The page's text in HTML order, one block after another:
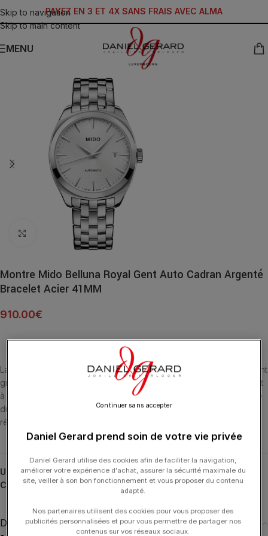
Skip to navigation
Skip to main content
PAYEZ EN 3 ET 4X SANS FRAIS AVEC ALMA
MENU
Click to enlarge
Montre Mido Belluna Royal Gent Auto Cadran Argenté
Bracelet Acier 41MM
910.00€
La montre Belluna Royal Swiss affiche son visage original et élégant
grâce à un boîtier de forme coussin, aux courbes harmonieuses et
à un cadran frappé guilloché satiné soleil. Son cœur bat au rythme
du mouvement automatique Calibre 80 avec jusqu’à 80 heures de
réserve de marche.
UGS :M024.507.11.031.00
Catégories : Belluna, HORLOGERIE, MIDO
Description
Daniel Gerard prend soin de votre vie privée
Daniel Gerard utilise des cookies afin de faciliter la navigation,
améliorer votre expérience d'achat, assurer la sécurité maximale du
site, veiller à son bon fonctionnement et vous proposer du contenu
adapté.
Nos partenaires utilisent des cookies pour vous proposer des
publicités personnalisées et pour vous permettre de partager nos
contenus sur vos réseaux sociaux.
Continuer sans accepter